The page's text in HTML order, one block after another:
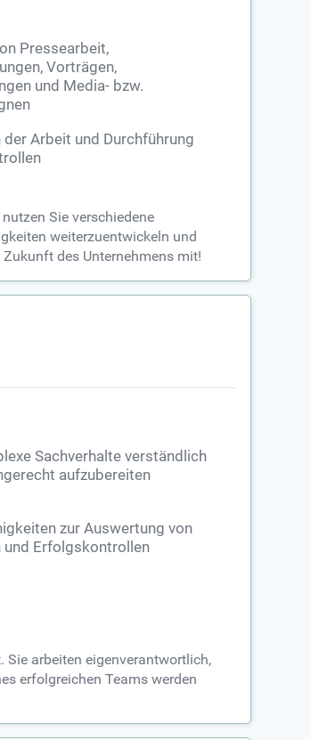
Pressearbeit,
Vorträgen,
und Media- bzw.
Arbeit und Durchführung
Sie verschiedene
weiterzuentwickeln und
des Unternehmens mit!
Sachverhalte verständlich
aufzubereiten
zur Auswertung von
und Erfolgskontrollen
arbeiten eigenverantwortlich,
erfolgreichen Teams werden